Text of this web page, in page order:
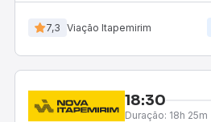
7,3 Viação Itapemirim
18:30
Duração: 18h 25m